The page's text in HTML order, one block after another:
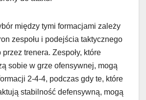
między tymi formacjami zależy
zespołu i podejścia taktycznego
trenera. Zespoły, które
sobie w grze ofensywnej, mogą
2-4-4, podczas gdy te, które
stabilność defensywną, mogą